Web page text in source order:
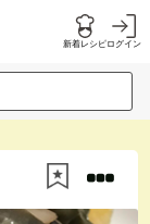
新着レシピログイン